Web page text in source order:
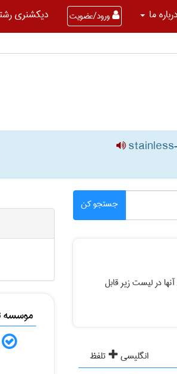
درباره ما ورود/عضویت دیکشنری
جستجو کن
در لیست زیر قابل
انگلیسی
تلفظ
موسسه